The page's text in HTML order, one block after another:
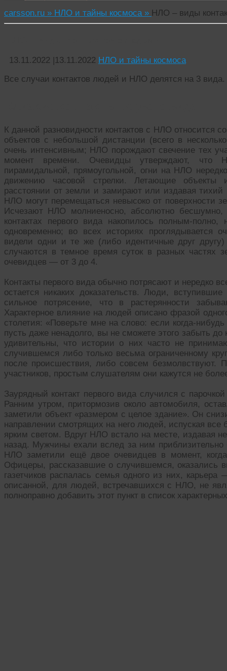
carsson.ru » НЛО и тайны космоса » НЛО – виды
13.11.2022 |13.11.2022 НЛО и тайны космоса
Все случаи контактов людей и НЛО делятся на 3 вида.
К данной разновидности контактов с НЛО
объектов с небольшой дистанции (всего в
очень интенсивным; НЛО порождают свечение тех
момент времени. Очевидцы утверждают, что
пирамидальной, прямоугольной, огни на НЛО
движению часовой стрелки. Летающие объекты
расстоянии от земли и замирают или издавая
НЛО могут перемещаться невысоко от поверхности
Исчезают НЛО молниеносно, абсолютно
контактах первого вида накопилось полным-
одновременно; во всех историях проглядывается
видели одни и те же (либо идентичные друг
случаются в темное время суток в разных частях
очевидцев — от 3 до 4.
Контакты первого вида обычно потрясают и нередко
остается никаких доказательств. Люди,
сильное потрясение, что в растерянности
Характерное влияние на людей описано фразой
столетия: «Поверьте мне на слово: если когда-
пусть даже ненадолго, вы не сможете этого забыть
удивительны, что истории о них часто не
случившемся либо только весьма ограниченному
после происшествия, либо совсем безмолвствуют.
участников, простым слушателям они кажутся не
Заурядный контакт первого вида случился с
Ранним утром, притормозив около автомобиля,
заметили объект «размером с целое здание». Он
направлении смотрящих на него людей, испуская
ярким светом. Вдруг НЛО встало на месте, издавая
назад. Мужчины ехали вслед за ним
НЛО заметили ещё двое очевидцев в момент,
Офицеры, рассказавшие о случившемся, оказались
газетчиков распалась семья одного из них,
описанной, для людей, встречавшихся с НЛО, не
полноправно добавить этот пункт в список